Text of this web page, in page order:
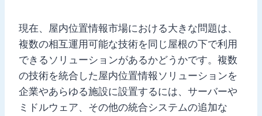
現在、屋内位置情報市場における大きな問題は、
複数の相互運用可能な技術を同じ屋根の下で利用
できるソリューションがあるかどうかです。複数
の技術を統合した屋内位置情報ソリューションを
企業やあらゆる施設に設置するには、サーバーや
ミドルウェア、その他の統合システムの追加な